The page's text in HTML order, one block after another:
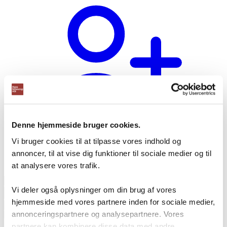
Denne hjemmeside bruger cookies.
Vi bruger cookies til at tilpasse vores indhold og
annoncer, til at vise dig funktioner til sociale medier og til
at analysere vores trafik.
Vi deler også oplysninger om din brug af vores
hjemmeside med vores partnere inden for sociale medier,
annonceringspartnere og analysepartnere. Vores
Opret bruger
search